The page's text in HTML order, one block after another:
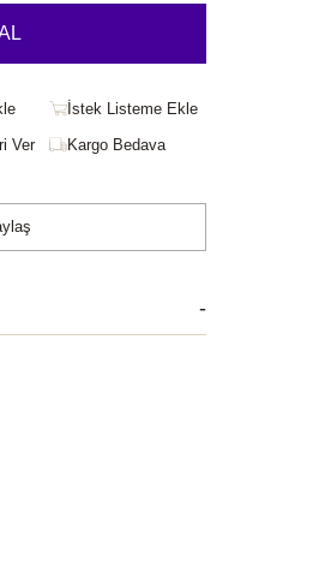
İstek Listeme Ekle
Kargo Bedava